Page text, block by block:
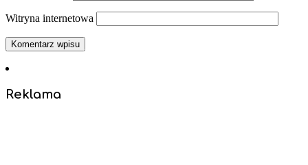
Witryna internetowa
Reklama